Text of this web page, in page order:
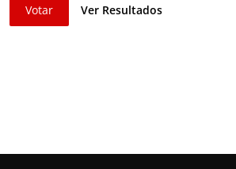
Votar Ver Resultados